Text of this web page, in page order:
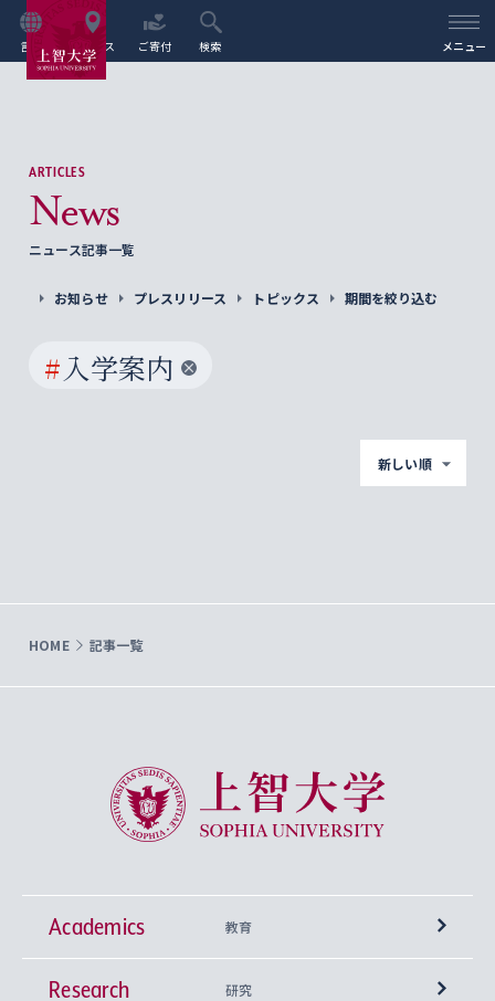
言語 アクセス ご寄付 検索 メニュー
ARTICLES
News
ニュース記事一覧
お知らせ プレスリリース トピックス 期間を絞り込む
#入学案内
新しい順
HOME 記事一覧
上智大学 Sophia University
Academics 教育
学部
Research 研究